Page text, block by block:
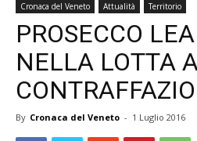
Cronaca del Veneto Attualità Territorio
PROSECCO
NELLA LOTTA
By Cronaca del Veneto - 1 Luglio 2016